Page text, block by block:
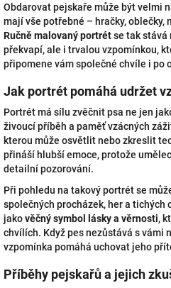
Obdarovat pejskaře může být velmi
mají vše potřebné – hračky, oblečky,
Ručně malovaný portrétse tak stává
překvapí, ale i trvalou vzpomínkou,
připomene vám společné chvíle i po
Jak portrét pomáhá udržet
Portrét má sílu zvěčnit psa ne jen
živoucí příběh a paměť vzácných
kterou může osvětlit nebo zkreslit
přináší hlubší emoce, protože
detailní pozorování.
Při pohledu na takový portrét se
společných procházek, her a
jakověčný symbol lásky a věrnosti,
chvílích. Když pes nezůstává s vámi
vzpomínka pomáhá uchovat jeho
Příběhy pejskařů a jejich